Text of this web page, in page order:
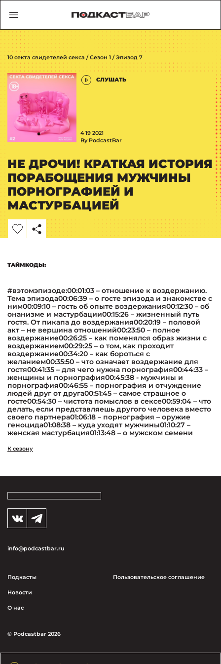
10 секта свидетелей секса / Сезон 1 / Эпизод 7
СЛУШАТЬ
4 19 2021
By PodcastBar
НЕ ДРОЧИ! КРАТКАЯ ИСТОРИЯ
ПОРАБОЩЕНИЯ МУЖЧИНЫ
ПОРНОГРАФИЕЙ И
МАСТУРБАЦИЕЙ
ТАЙМКОДЫ:
#вэтомэпизоде:00:01:03 – отношение к воздержанию.
Тема эпизода00:06:39 – о госте эпизода и знакомстве с
ним00:09:10 – гость об опыте воздержания00:12:30 – об
онанизме и мастурбации00:15:26 – жизненный путь
гостя. От пикапа до воздержания00:20:19 – половой
акт – не вершина отношений00:23:50 – полное
воздержание00:26:25 – как поменялся образ жизни с
воздержанием00:29:25 – о том, как проходит
воздержание00:34:20 – как бороться с
желанием00:35:50 – что означает воздержание для
гостя00:41:35 – для чего нужна порнография00:44:33 –
женщины и порнография00:45:38 - мужчины и
порнография00:46:55 – порнография и отчуждение
людей друг от друга00:51:45 – самое страшное о
госте00:54:30 – чистота помыслов в сексе00:59:04 – что
делать, если представляешь другого человека вместо
своего партнера01:06:18 – порнография – оружие
геноцида01:08:38 – куда уходят мужчины01:10:27 –
женская мастурбация01:13:48 – о мужском семени
К сезону
info@podcastbar.ru
Подкасты
Новости
О нас
Пользовательское соглашение
© Podcastbar 2026